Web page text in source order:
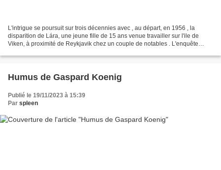
L'intrigue se poursuit sur trois décennies avec , au départ, en 1956 , la
disparition de Lára, une jeune fille de 15 ans venue travailler sur l'ile de
Viken, à proximité de Reykjavik chez un couple de notables . L'enquête
Humus de Gaspard Koenig
Publié le 19/11/2023 à 15:39
Par spleen